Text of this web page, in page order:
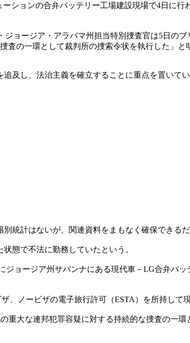
ションの合弁バッテリー工場建設現場で4日に
ョージア・アラバマ州担当特別捜査官は5日の
の一環として裁判所の捜索令状を執行した」と
及し、法治主義を確立することに重点を置いてい
統計はないが、関連資料をまもなく確保できるだ
態で不法に勤務していたという。
ジョージア州サバンナにある現代車－LG合弁バ
、ノービザの電子旅行許可（ESTA）を所持して
重大な連邦犯罪容疑に対する持続的な捜査の一